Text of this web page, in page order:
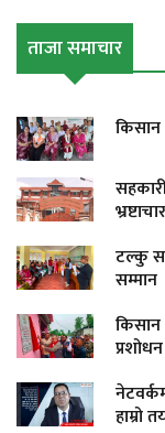
ताजा समाचार
टल्कु
सम्मान
किसान
हाम्रो